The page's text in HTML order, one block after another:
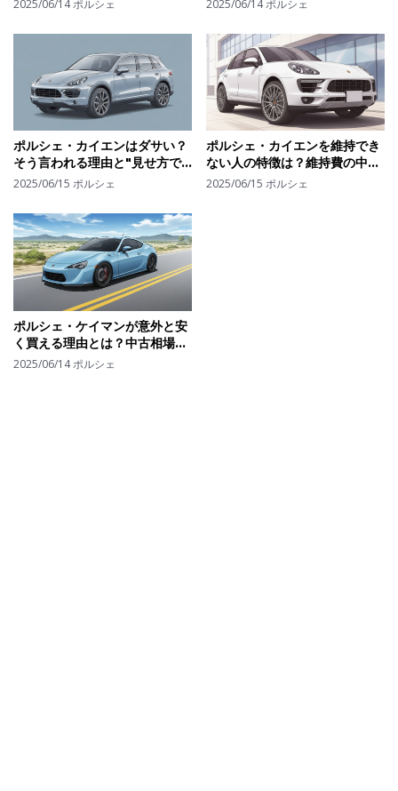
2025/06/14ポルシェ 2025/06/14ポルシェ
ポルシェ・カイエンはダサい？
そう言われる理由と"見せ方で
変わる"デザイン評価のリアル
2025/06/15 ポルシェ
ポルシェ・カイエンを維持でき
ない人の特徴は？維持費の中身
と"やめておくべき人"の傾向
2025/06/15 ポルシェ
ポルシェ・ケイマンが意外と安
く買える理由とは？中古相場の
裏にあるリスクと"買い時"の見
2025/06/14ポルシェ